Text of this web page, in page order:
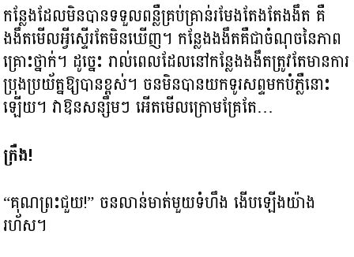
កន្លែងដែលមិនបានទទួលពន្លឺគ្រប់គ្រាន់រមែងតែងតែងងឹត គឺ
ងងឹតមើលអ្វីស្ទើរតែមិនឃើញ។ កន្លែងងងឹតគឺជាចំណុចនៃភាព
គ្រោះថ្នាក់។ ដូច្នេះ រាល់ពេលដែលនៅកន្លែងងងឹតត្រូវតែមានការ
ប្រុងប្រយ័ត្នឱ្យបានខ្ពស់។ ចនមិនបានយកទូរសព្ទមកបំភ្លឺនោះ
ឡើយ។ វាឱនសន្សឹមៗ អើតមើលក្រោមគ្រែតែ…
ក្រឺង!
“គុណព្រះជួយ!” ចនលាន់មាត់មួយទំហឹង ងើបឡើងយ៉ាង
រហ័ស។